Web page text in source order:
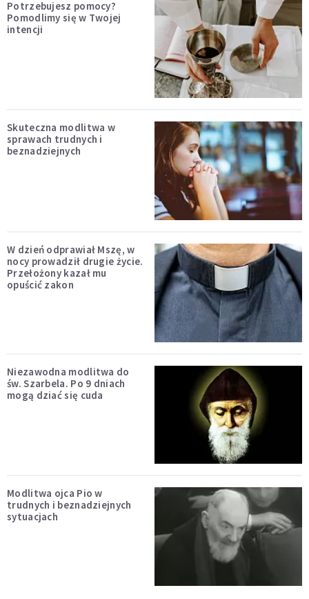
Potrzebujesz pomocy?
Pomodlimy się w Twojej
intencji
Skuteczna modlitwa w
sprawach trudnych i
beznadziejnych
W dzień odprawiał Mszę, w
nocy prowadził drugie życie.
Przełożony kazał mu
opuścić zakon
Niezawodna modlitwa do
św. Szarbela. Po 9 dniach
mogą dziać się cuda
Modlitwa ojca Pio w
trudnych i beznadziejnych
sytuacjach